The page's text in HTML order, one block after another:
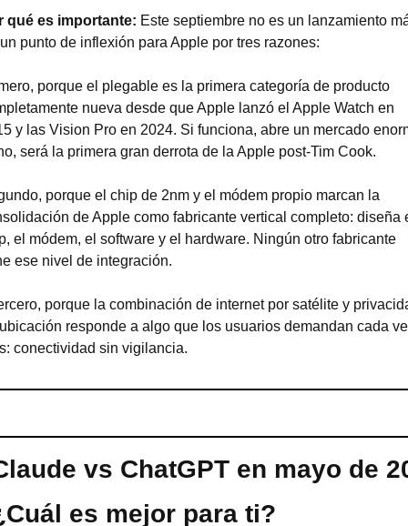
qué es importante: Este septiembre no es un lanzamiento
punto de inflexión para Apple por tres razones:
porque el plegable es la primera categoría de producto
nueva desde que Apple lanzó el Apple Watch en
y las Vision Pro en 2024. Si funciona, abre un mercado
será la primera gran derrota de la Apple post-Tim Cook.
porque el chip de 2nm y el módem propio marcan la
de Apple como fabricante vertical completo: diseña
el módem, el software y el hardware. Ningún otro fabricante
ese nivel de integración.
porque la combinación de internet por satélite y
responde a algo que los usuarios demandan cada
conectividad sin vigilancia.
vs ChatGPT en mayo de
es mejor para ti?